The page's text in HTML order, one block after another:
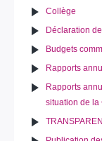
Collège
Déclaration
Budgets
Rapports
Rapports
situation de la